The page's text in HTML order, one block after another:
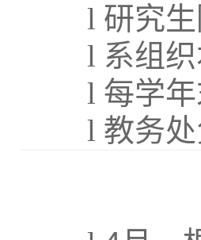
l 研究
l 系组
l 每学
l 教务